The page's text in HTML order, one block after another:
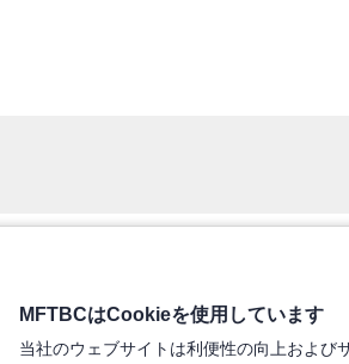
MFTBCはCookieを使用しています
当社のウェブサイトは利便性の向上および